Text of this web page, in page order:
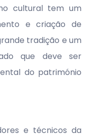
cultural tem um
e criação de
tradição e um
que deve ser
do património
e técnicos da